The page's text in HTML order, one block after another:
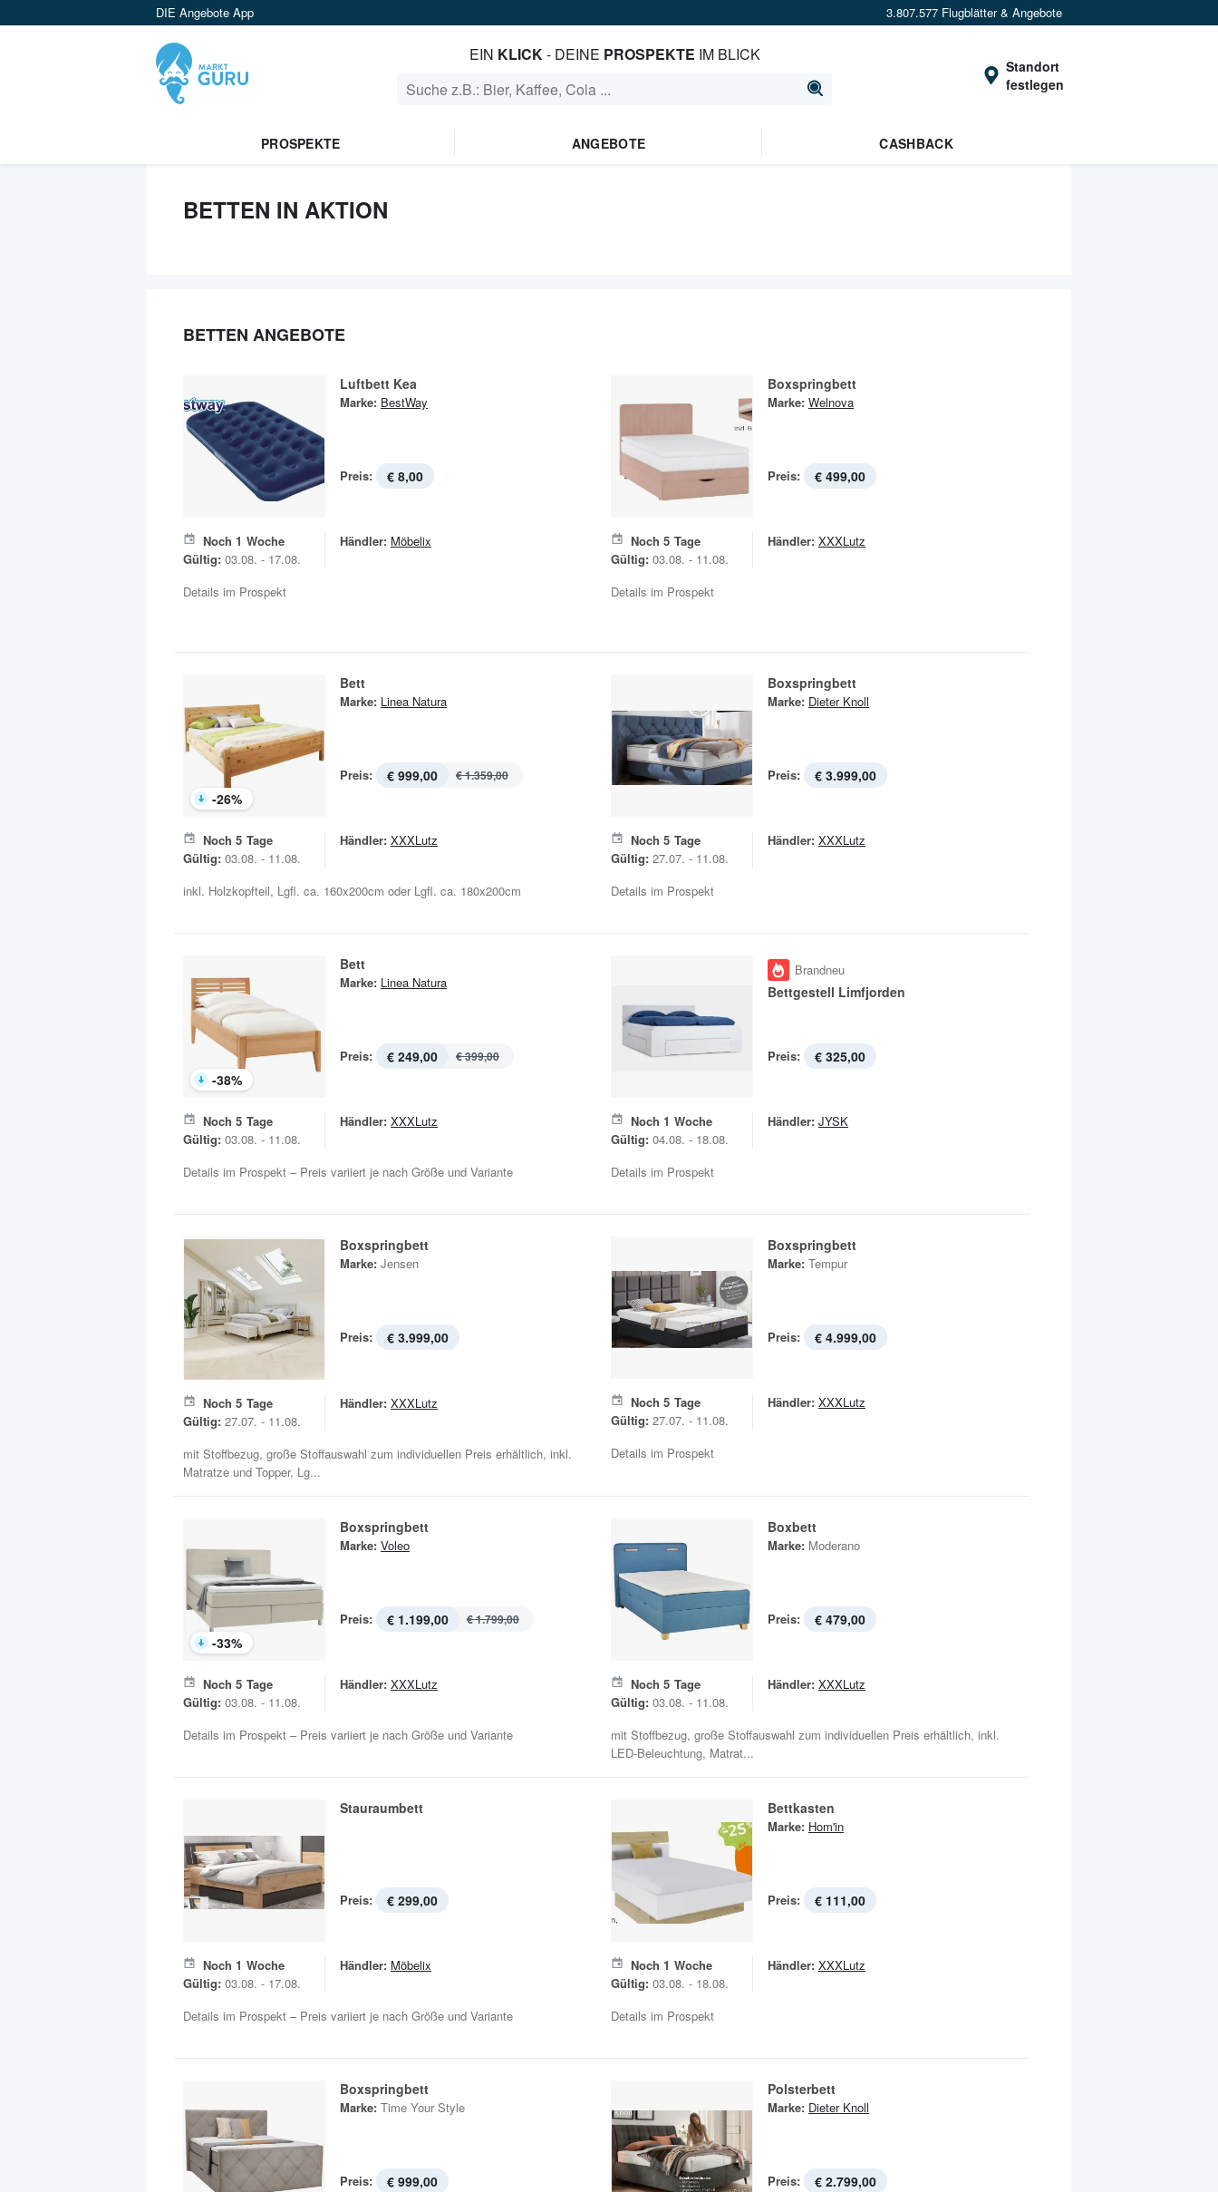
DIE Angebote App 3.807.577 Flugblätter & Angebote
EIN KLICK- DEINE PROSPEKTE IM BLICK
Standort
festlegen
PROSPEKTE ANGEBOTE CASHBACK
BETTEN IN AKTION
BETTEN ANGEBOTE
Luftbett Kea
Marke: BestWay
Preis: € 8,00
Noch 1 Woche
Gültig: 03.08. - 17.08.
Händler: Möbelix
Details im Prospekt
Boxspringbett
Marke: Welnova
Preis: € 499,00
Noch 5 Tage
Gültig: 03.08. - 11.08.
Händler: XXXLutz
Details im Prospekt
-26%
Bett
Marke: Linea Natura
Preis: € 999,00 € 1.359,00
Noch 5 Tage
Gültig: 03.08. - 11.08.
Händler: XXXLutz
inkl. Holzkopfteil, Lgfl. ca. 160x200cm oder Lgfl. ca. 180x200cm
Boxspringbett
Marke: Dieter Knoll
Preis: € 3.999,00
Noch 5 Tage
Gültig: 27.07. - 11.08.
Händler: XXXLutz
Details im Prospekt
-38%
Bett
Marke: Linea Natura
Preis: € 249,00 € 399,00
Noch 5 Tage
Gültig: 03.08. - 11.08.
Händler: XXXLutz
Details im Prospekt – Preis variiert je nach Größe und Variante
Brandneu
Bettgestell Limfjorden
Preis: € 325,00
Noch 1 Woche
Gültig: 04.08. - 18.08.
Händler: JYSK
Details im Prospekt
Boxspringbett
Marke: Jensen
Preis: € 3.999,00
Noch 5 Tage
Gültig: 27.07. - 11.08.
Händler: XXXLutz
mit Stoffbezug, große Stoffauswahl zum individuellen Preis erhältlich, inkl.
Matratze und Topper, Lg...
Boxspringbett
Marke: Tempur
Preis: € 4.999,00
Noch 5 Tage
Gültig: 27.07. - 11.08.
Händler: XXXLutz
Details im Prospekt
-33%
Boxspringbett
Marke: Voleo
Preis: € 1.199,00 € 1.799,00
Noch 5 Tage
Gültig: 03.08. - 11.08.
Händler: XXXLutz
Details im Prospekt – Preis variiert je nach Größe und Variante
Boxbett
Marke: Moderano
Preis: € 479,00
Noch 5 Tage
Gültig: 03.08. - 11.08.
Händler: XXXLutz
mit Stoffbezug, große Stoffauswahl zum individuellen Preis erhältlich, inkl.
LED-Beleuchtung, Matrat...
Stauraumbett
Preis: € 299,00
Noch 1 Woche
Gültig: 03.08. - 17.08.
Händler: Möbelix
Details im Prospekt – Preis variiert je nach Größe und Variante
Bettkasten
Marke: Hom'in
Preis: € 111,00
Noch 1 Woche
Gültig: 03.08. - 18.08.
Händler: XXXLutz
Details im Prospekt
Boxspringbett
Marke: Time Your Style
Preis: € 999,00
Polsterbett
Marke: Dieter Knoll
Preis: € 2.799,00